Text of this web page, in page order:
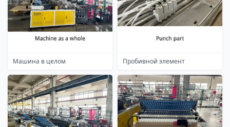
Машина в целом Пробивной элемент